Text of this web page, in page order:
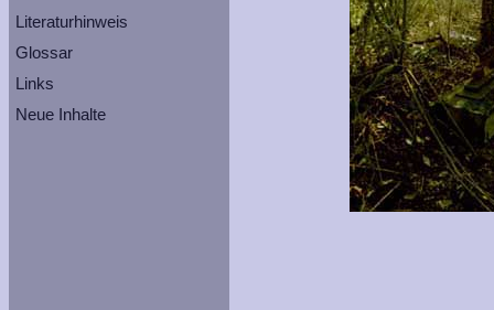
Literaturhinweis
Glossar
Links
Neue Inhalte